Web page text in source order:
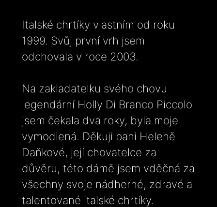
Italské chrtíky vlastním od roku
1999. Svůj první vrh jsem
odchovala v roce 2003.
Na zakladatelku svého chovu
legendární Holly Di Branco Piccolo
jsem čekala dva roky, byla moje
vymodlená. Děkuji pani Heleně
Daňkové, její chovatelce za
důvěru, této dámě jsem vděčná za
všechny svoje nádherné, zdravé a
talentované italské chrtíky.